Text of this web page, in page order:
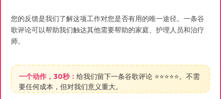
您的反馈是我们了解这项工作对您是否有用的唯一途径。一条谷
歌评论可以帮助我们触达其他需要帮助的家庭、护理人员和治疗
师。
一个动作，30秒： 给我们留下一条谷歌评论 ⭐⭐⭐⭐⭐。不需
要任何成本，但对我们意义重大。